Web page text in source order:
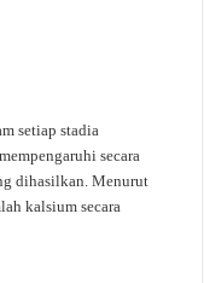
setiap stadia
secara
dihasilkan. Menurut
kalsium secara